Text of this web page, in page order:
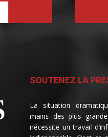
SOUTENEZ LA
La situation
mains des plus
nécessite un travail